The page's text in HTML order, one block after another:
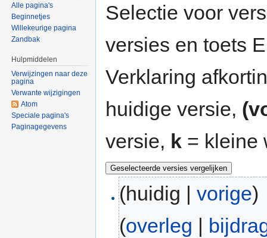
Selectie voor
versies en toets
Verklaring
huidige versie,
versie, k = kleine
(huidig |vorige)
(overleg |
Alle pagina's
Beginnetjes
Willekeurige pagina
Zandbak
Hulpmiddelen
Verwijzingen naar deze
pagina
Verwante wijzigingen
Atom
Speciale pagina's
Paginagegevens